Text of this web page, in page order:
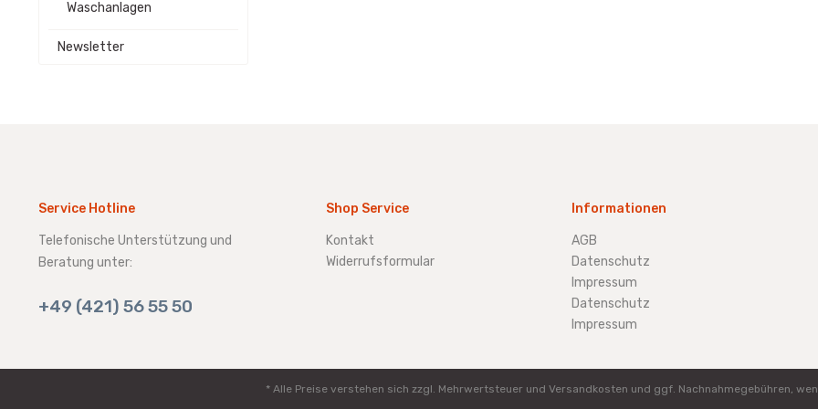
Waschanlagen
Newsletter
Service Hotline
Telefonische Unterstützung und
Beratung unter:
+49 (421) 56 55 50
Shop Service
Kontakt
Widerrufsformular
Informationen
AGB
Datenschutz
Impressum
Datenschutz
Impressum
* Alle Preise verstehen sich zzgl. Mehrwertsteuer und Versandkosten und ggf. Nachnahmegebühren,